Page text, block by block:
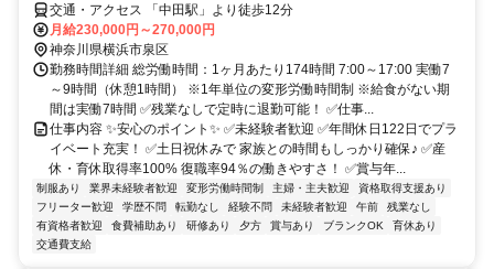
交通・アクセス 「中田駅」より徒歩12分
月給230,000円～270,000円
神奈川県横浜市泉区
勤務時間詳細 総労働時間：1ヶ月あたり174時間 7:00～17:00 実働7
～9時間（休憩1時間） ※1年単位の変形労働時間制 ※給食がない期
間は実働7時間 ✅残業なしで定時に退勤可能！ ✅仕事...
仕事内容 ✨安心のポイント✨ ✅未経験者歓迎 ✅年間休日122日でプラ
イベート充実！ ✅土日祝休みで 家族との時間もしっかり確保♪ ✅産
休・育休取得率100% 復職率94％の働きやすさ！ ✅賞与年...
制服あり 業界未経験者歓迎 変形労働時間制 主婦・主夫歓迎
資格取得支援あり
フリーター歓迎
学歴不問 転勤なし 経験不問 未経験者歓迎 午前
残業なし
有資格者歓迎
食費補助あり 研修あり 夕方 賞与あり ブランクOK
育休あり
交通費支給